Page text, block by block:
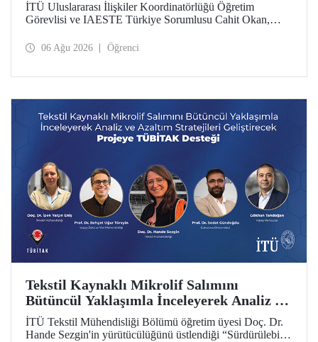
İTÜ Uluslararası İlişkiler Koordinatörlüğü Öğretim
Görevlisi ve IAESTE Türkiye Sorumlusu Cahit Okan,
Temmuz tarihlerinde ABD’de dünyanın önde gelen
06 Ağu 2026 Öğrenci
Tekstil Kaynaklı Mikrolif Salımını
Bütüncül Yaklaşımla İnceleyerek Analiz ve
Azaltım Stratejileri Geliştirecek Projeye
TÜBİTAK Desteği
İTÜ Tekstil Mühendisliği Bölümü öğretim üyesi Doç. Dr.
Hande Sezgin'in yürütücülüğünü üstlendiği “Sürdürülebilir